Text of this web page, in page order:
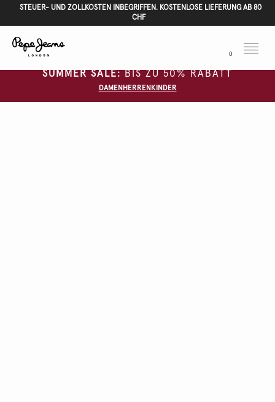
STEUER- UND ZOLLKOSTEN INBEGRIFFEN. KOSTENLOSE LIEFERUNG AB 80
CHF
0
Menu
SUMMER SALE:BIS ZU 50% RABATT
DAMEN HERREN KINDER